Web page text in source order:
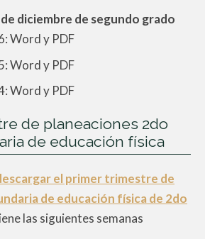
diciembre de segundo grado
Word y PDF
Word y PDF
Word y PDF
de planeaciones 2do
de educación física
el primer trimestre de
de educación física de 2do
las siguientes semanas